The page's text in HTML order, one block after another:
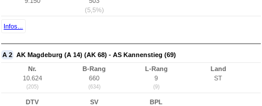
(5,5%)
Infos...
A 2 AK Magdeburg (A 14) (AK 68) - AS Kannenstieg (69)
Nr.
10.624
(205)
B-Rang
660
(634)
L-Rang
9
(9)
Land
ST
DTV
SV
BPL